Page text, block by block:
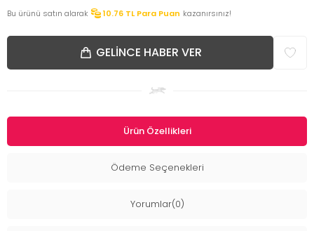
Bu ürünü satın alarak
10.76 TL Para Puan kazanırsınız!
GELINCE HABER VER
Ürün Özellikleri
Ödeme Seçenekleri
Yorumlar(0)